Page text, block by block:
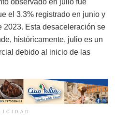
el 3.3% registrado en junio y
2023. Esta desaceleración se
históricamente, julio es un
debido al inicio de las